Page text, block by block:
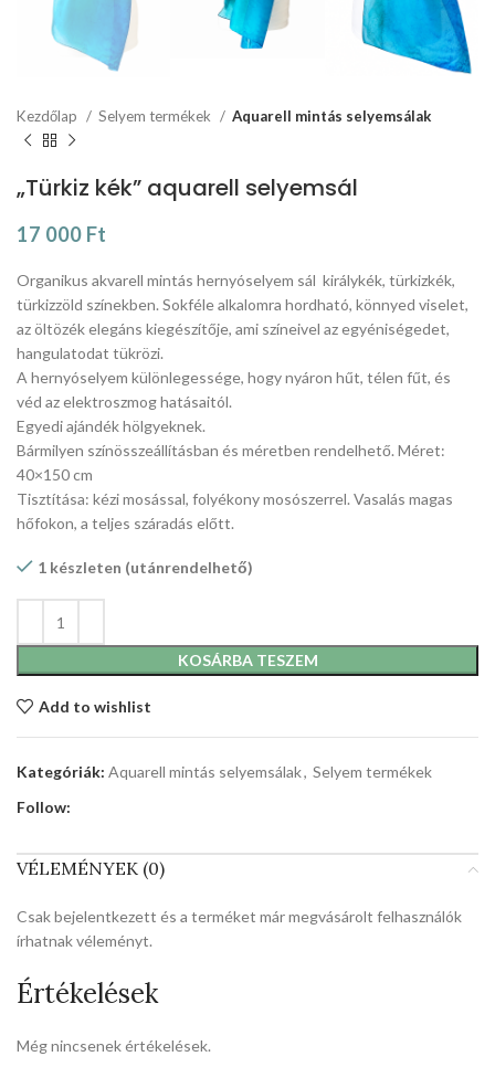
Kezdőlap Selyem termékek Aquarell mintás selyemsálak
„Türkiz kék” aquarell selyemsál
17 000 Ft
Organikus akvarell mintás hernyóselyem sál királykék, türkizkék,
türkizzöld színekben. Sokféle alkalomra hordható, könnyed viselet,
az öltözék elegáns kiegészítője, ami színeivel az egyéniségedet,
hangulatodat tükrözi.
A hernyóselyem különlegessége, hogy nyáron hűt, télen fűt, és
véd az elektroszmog hatásaitól.
Egyedi ajándék hölgyeknek.
Bármilyen színösszeállításban és méretben rendelhető. Méret:
40×150 cm
Tisztítása: kézi mosással, folyékony mosószerrel. Vasalás magas
hőfokon, a teljes száradás előtt.
1 készleten (utánrendelhető)
KOSÁRBA TESZEM
Add to wishlist
Kategóriák: Aquarell mintás selyemsálak, Selyem termékek
Follow:
VÉLEMÉNYEK (0)
Értékelések
Még nincsenek értékelések.
Csak bejelentkezett és a terméket már megvásárolt felhasználók
írhatnak véleményt.